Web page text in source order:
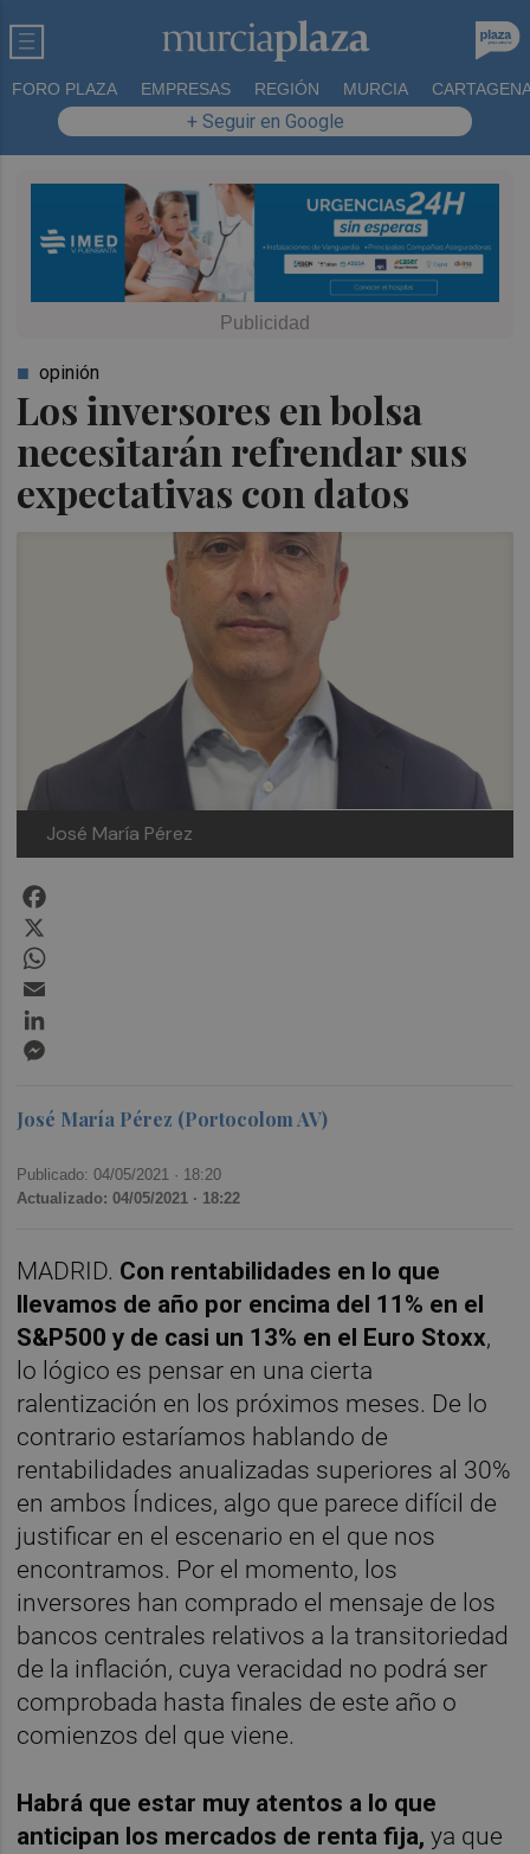
FORO PLAZA EMPRESAS REGIÓN MURCIA
+ Seguir en Google
Los inversores en bolsa
necesitarán refrendar sus
expectativas con datos
opinión
José María Pérez
José María Pérez (Portocolom AV)
Publicado: 04/05/2021 · 18:20
Actualizado: 04/05/2021 · 18:22
MADRID. Con rentabilidades en lo que
llevamos de año por encima del 11% en el
S&P500 y de casi un 13% en el Euro Stoxx,
lo lógico es pensar en una cierta
ralentización en los próximos meses. De lo
contrario estaríamos hablando de
rentabilidades anualizadas superiores al 30%
en ambos Índices, algo que parece difícil de
justificar en el escenario en el que nos
encontramos. Por el momento, los
inversores han comprado el mensaje de los
bancos centrales relativos a la transitoriedad
de la inflación, cuya veracidad no podrá ser
comprobada hasta finales de este año o
comienzos del que viene.
Habrá que estar muy atentos a lo que
anticipan los mercados de renta fija, ya que